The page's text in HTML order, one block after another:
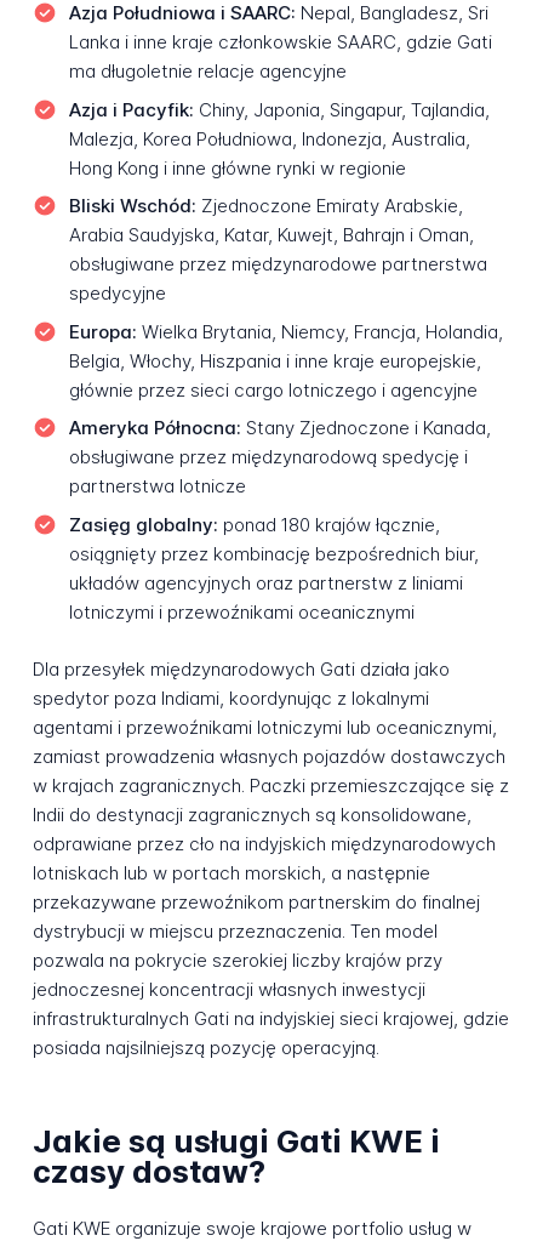
Azja Południowa i SAARC: Nepal, Bangladesz, Sri
Lanka i inne kraje członkowskie SAARC, gdzie Gati
ma długoletnie relacje agencyjne
Azja i Pacyfik: Chiny, Japonia, Singapur, Tajlandia,
Malezja, Korea Południowa, Indonezja, Australia,
Hong Kong i inne główne rynki w regionie
Bliski Wschód: Zjednoczone Emiraty Arabskie,
Arabia Saudyjska, Katar, Kuwejt, Bahrajn i Oman,
obsługiwane przez międzynarodowe partnerstwa
spedycyjne
Europa: Wielka Brytania, Niemcy, Francja, Holandia,
Belgia, Włochy, Hiszpania i inne kraje europejskie,
głównie przez sieci cargo lotniczego i agencyjne
Ameryka Północna: Stany Zjednoczone i Kanada,
obsługiwane przez międzynarodową spedycję i
partnerstwa lotnicze
Zasięg globalny: ponad 180 krajów łącznie,
osiągnięty przez kombinację bezpośrednich biur,
układów agencyjnych oraz partnerstw z liniami
lotniczymi i przewoźnikami oceanicznymi
Dla przesyłek międzynarodowych Gati działa jako
spedytor poza Indiami, koordynując z lokalnymi
agentami i przewoźnikami lotniczymi lub oceanicznymi,
zamiast prowadzenia własnych pojazdów dostawczych
w krajach zagranicznych. Paczki przemieszczające się z
Indii do destynacji zagranicznych są konsolidowane,
odprawiane przez cło na indyjskich międzynarodowych
lotniskach lub w portach morskich, a następnie
przekazywane przewoźnikom partnerskim do finalnej
dystrybucji w miejscu przeznaczenia. Ten model
pozwala na pokrycie szerokiej liczby krajów przy
jednoczesnej koncentracji własnych inwestycji
infrastrukturalnych Gati na indyjskiej sieci krajowej, gdzie
posiada najsilniejszą pozycję operacyjną.
Jakie są usługi Gati KWE i
czasy dostaw?
Gati KWE organizuje swoje krajowe portfolio usług w